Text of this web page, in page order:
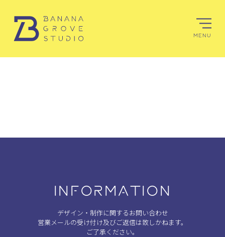
MENU
INFORMATION
デザイン・制作に関するお問い合わせ
営業メールの受け付け及びご返信は致しかねます。
ご了承ください。